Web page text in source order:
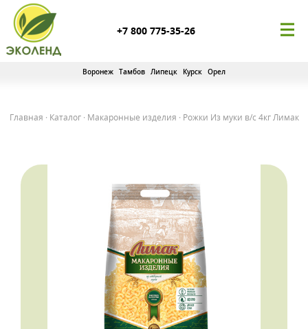
+7 800 775-35-26
Воронеж Тамбов Липецк Курск Орел
Главная · Каталог· Макаронные изделия · Рожки Из муки в/с 4кг Лимак